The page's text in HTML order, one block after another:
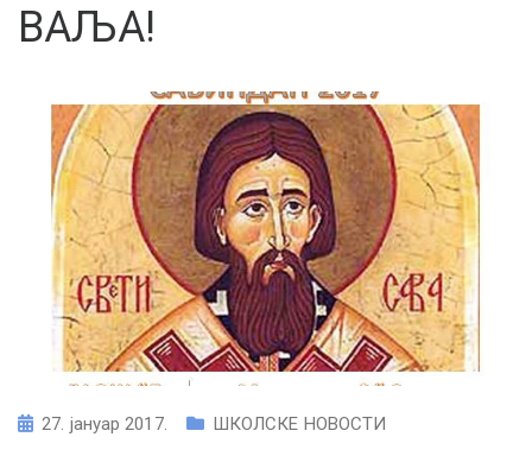
ВАЉА!
27. јануар 2017. ШКОЛСКЕ НОВОСТИ